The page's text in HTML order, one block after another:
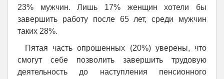
23% мужчин. Лишь 17% женщин хотели бы
завершить работу после 65 лет, среди мужчин
таких 28%.
Пятая часть опрошенных (20%) уверены, что
смогут себе позволить завершить трудовую
деятельность до наступления пенсионного